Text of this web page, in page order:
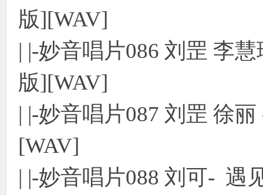
版][WAV]
| |-妙音唱片086 刘罡 李
版][WAV]
| |-妙音唱片087 刘罡 徐
[WAV]
| |-妙音唱片088 刘可- 遇